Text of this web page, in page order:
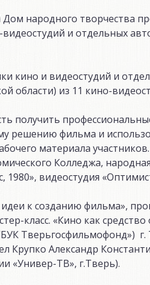
Дом народного творчества
и отдельных
кино и видеостудий и
области) из 11 кино-
получить
решению фильма и
материала
Колледжа,
1980», видеостудия
к созданию фильма»,
класс. «Кино как
Тверьгосфильмофонд») г.
Крупко Александр
«Универ-ТВ», г.Тверь).